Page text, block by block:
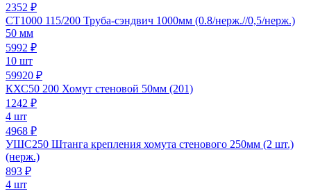
2352 ₽
СТ1000 115/200 Труба-сэндвич 1000мм (0.8/нерж.//0,5/нерж.)
50 мм
5992 ₽
10 шт
59920 ₽
КХС50 200 Хомут стеновой 50мм (201)
1242 ₽
4 шт
4968 ₽
УШС250 Штанга крепления хомута стенового 250мм (2 шт.)
(нерж.)
893 ₽
4 шт